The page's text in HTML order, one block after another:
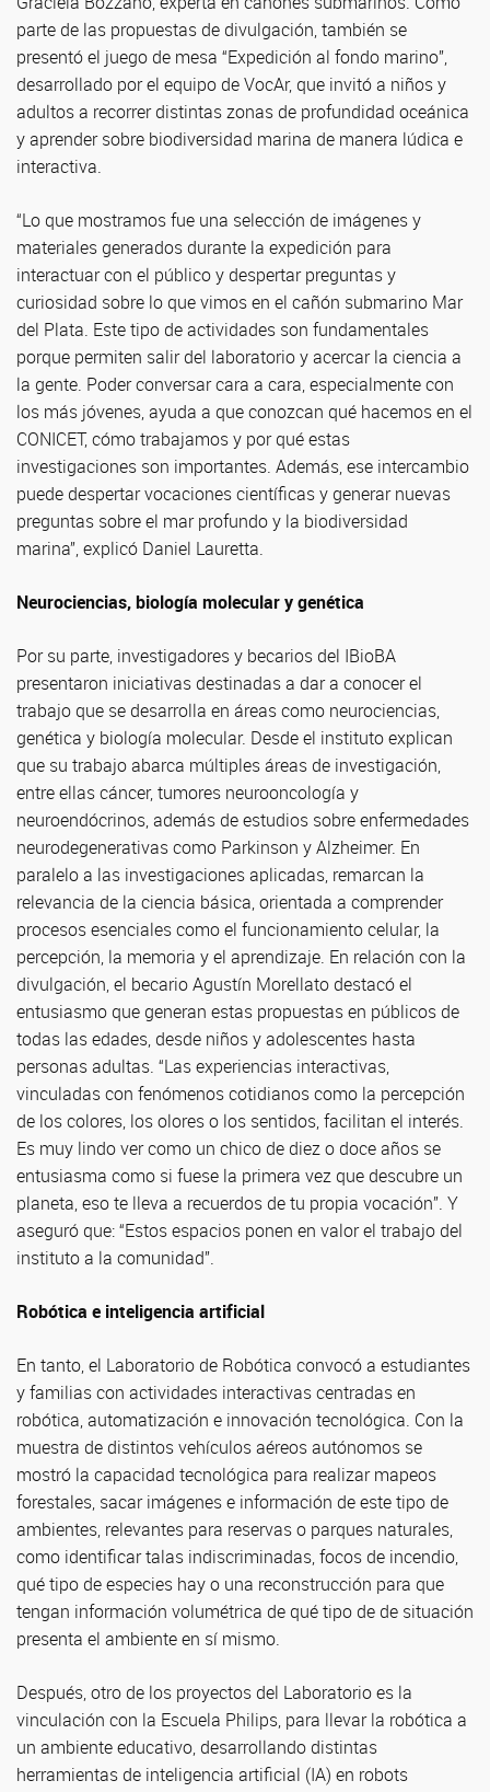
parte de las propuestas de divulgación, también se
presentó el juego de mesa “Expedición al fondo marino”,
desarrollado por el equipo de VocAr, que invitó a niños y
adultos a recorrer distintas zonas de profundidad oceánica
y aprender sobre biodiversidad marina de manera lúdica e
interactiva.
“Lo que mostramos fue una selección de imágenes y
materiales generados durante la expedición para
interactuar con el público y despertar preguntas y
curiosidad sobre lo que vimos en el cañón submarino Mar
del Plata. Este tipo de actividades son fundamentales
porque permiten salir del laboratorio y acercar la ciencia a
la gente. Poder conversar cara a cara, especialmente con
los más jóvenes, ayuda a que conozcan qué hacemos en el
CONICET, cómo trabajamos y por qué estas
investigaciones son importantes. Además, ese intercambio
puede despertar vocaciones científicas y generar nuevas
preguntas sobre el mar profundo y la biodiversidad
marina”, explicó Daniel Lauretta.
Neurociencias, biología molecular y genética
Por su parte, investigadores y becarios del IBioBA
presentaron iniciativas destinadas a dar a conocer el
trabajo que se desarrolla en áreas como neurociencias,
genética y biología molecular. Desde el instituto explican
que su trabajo abarca múltiples áreas de investigación,
entre ellas cáncer, tumores neurooncología y
neuroendócrinos, además de estudios sobre enfermedades
neurodegenerativas como Parkinson y Alzheimer. En
paralelo a las investigaciones aplicadas, remarcan la
relevancia de la ciencia básica, orientada a comprender
procesos esenciales como el funcionamiento celular, la
percepción, la memoria y el aprendizaje. En relación con la
divulgación, el becario Agustín Morellato destacó el
entusiasmo que generan estas propuestas en públicos de
todas las edades, desde niños y adolescentes hasta
personas adultas. “Las experiencias interactivas,
vinculadas con fenómenos cotidianos como la percepción
de los colores, los olores o los sentidos, facilitan el interés.
Es muy lindo ver como un chico de diez o doce años se
entusiasma como si fuese la primera vez que descubre un
planeta, eso te lleva a recuerdos de tu propia vocación”. Y
aseguró que: “Estos espacios ponen en valor el trabajo del
instituto a la comunidad”.
Robótica e inteligencia artificial
En tanto, el Laboratorio de Robótica convocó a estudiantes
y familias con actividades interactivas centradas en
robótica, automatización e innovación tecnológica. Con la
muestra de distintos vehículos aéreos autónomos se
mostró la capacidad tecnológica para realizar mapeos
forestales, sacar imágenes e información de este tipo de
ambientes, relevantes para reservas o parques naturales,
como identificar talas indiscriminadas, focos de incendio,
qué tipo de especies hay o una reconstrucción para que
tengan información volumétrica de qué tipo de de situación
presenta el ambiente en sí mismo.
Después, otro de los proyectos del Laboratorio es la
vinculación con la Escuela Philips, para llevar la robótica a
un ambiente educativo, desarrollando distintas
herramientas de inteligencia artificial (IA) en robots